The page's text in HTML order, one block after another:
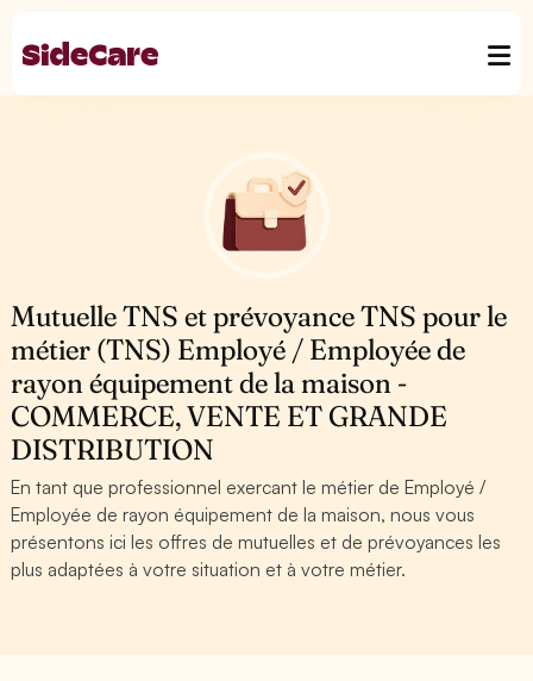
Mutuelle TNS et prévoyance TNS pour le
métier (TNS) Employé / Employée de
rayon équipement de la maison -
COMMERCE, VENTE ET GRANDE
DISTRIBUTION
En tant que professionnel exercant le métier de Employé /
Employée de rayon équipement de la maison, nous vous
présentons ici les offres de mutuelles et de prévoyances les
plus adaptées à votre situation et à votre métier.